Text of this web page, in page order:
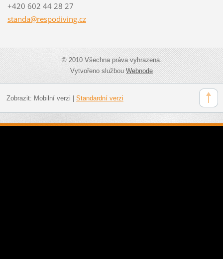
+420 602 44 28 27
standa@respodiving.cz
© 2010 Všechna práva vyhrazena.
Vytvořeno službouWebnode
Zobrazit: Mobilní verzi Standardní verzi